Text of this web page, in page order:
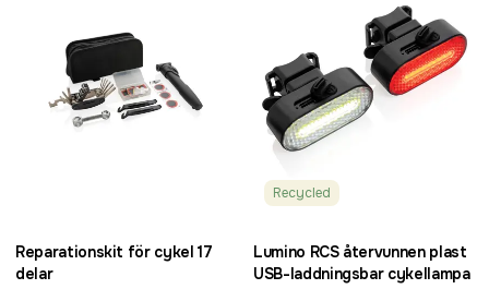
Reparationskit för cykel 17
delar
Recycled
Lumino RCS återvunnen plast
USB-laddningsbar cykellampa